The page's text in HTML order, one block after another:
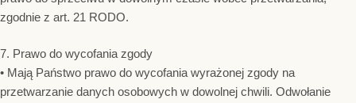
zgodnie z art. 21 RODO.
7. Prawo do wycofania zgody
• Mają Państwo prawo do wycofania wyrażonej zgody na
przetwarzanie danych osobowych w dowolnej chwili. Odwołanie